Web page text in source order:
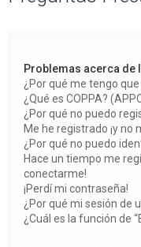
Problemas acerca de
¿Por qué me tengo
¿Qué es COPPA?
¿Por qué no puedo
Me he registrado ¡y no
¿Por qué no puedo
Hace un tiempo me
conectarme!
¡Perdí mi contraseña!
¿Por qué mi sesión de
¿Cuál es la función de